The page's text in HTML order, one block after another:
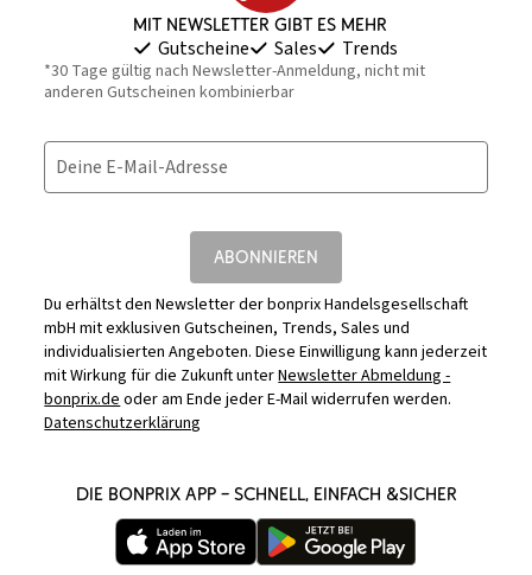
Mit Newsletter gibt es mehr
Gutscheine Sales Trends
*30 Tage gültig nach Newsletter-Anmeldung, nicht mit
anderen Gutscheinen kombinierbar
Deine E-Mail-Adresse
ABONNIEREN
Du erhältst den Newsletter der bonprix Handelsgesellschaft
mbH mit exklusiven Gutscheinen, Trends, Sales und
individualisierten Angeboten. Diese Einwilligung kann jederzeit
mit Wirkung für die Zukunft unterNewsletter Abmeldung -
bonprix.deoder am Ende jeder E-Mail widerrufen werden.
Datenschutzerklärung
DIE BONPRIX APP – SCHNELL, EINFACH &SICHER